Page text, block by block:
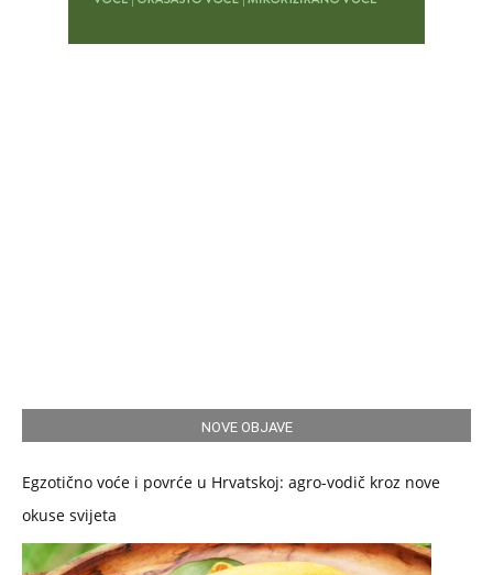
NOVE OBJAVE
Egzotično voće i povrće u Hrvatskoj: agro-vodič kroz nove
okuse svijeta